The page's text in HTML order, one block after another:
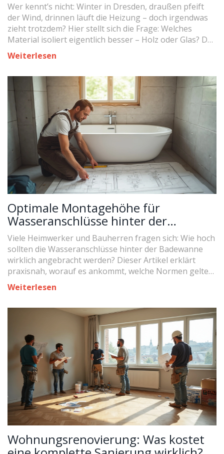
Wer kennt’s nicht: Winter in Dresden, draußen pfeift
der Wind, drinnen läuft die Heizung – doch irgendwas
zieht trotzdem? Hier stellt sich die Frage: Welches
Material isoliert eigentlich besser – Holz oder Glas? Der
Artikel untersucht aktuell verfügbare Fakten, zeigt
Beispiele aus dem Alltag und erklärt, wie jedes Material
Optionen werden anschaulich verglichen. Wer wissen
will, ob Glas oder Holz die eigene Wohnung
gemütlicher und effizienter macht, findet hier
Antworten.
Weiterlesen
Optimale Montagehöhe für
Wasseranschlüsse hinter der
Badewanne: Tipps & Standards
Viele Heimwerker und Bauherren fragen sich: Wie hoch
sollten die Wasseranschlüsse hinter der Badewanne
wirklich angebracht werden? Dieser Artikel erklärt
praxisnah, worauf es ankommt, welche Normen gelten,
wie sich typische Fehler vermeiden lassen und gibt
hilfreiche Tipps aus der Realität. Hier findest du
beim Badewannen-Einbau – praxisnah, detailliert und
Weiterlesen
Wohnungsrenovierung: Was kostet